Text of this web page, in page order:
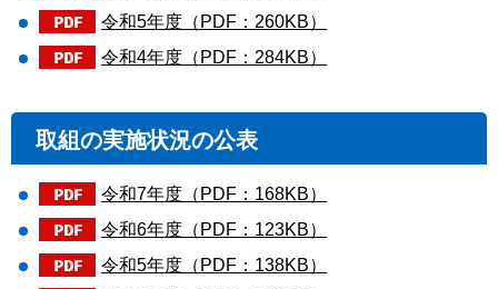
令和5年度（PDF：260KB）
令和4年度（PDF：284KB）
取組の実施状況の公表
令和7年度（PDF：168KB）
令和6年度（PDF：123KB）
令和5年度（PDF：138KB）